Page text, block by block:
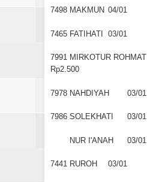
7498 MAKMUN 04/01
7465 FATIHATI 03/01
7991 MIRKOTUR ROHMAT
Rp2.500
7978 NAHDIYAH 03/01
7986 SOLEKHATI 03/01
NUR I'ANAH 03/01
7441 RUROH 03/01